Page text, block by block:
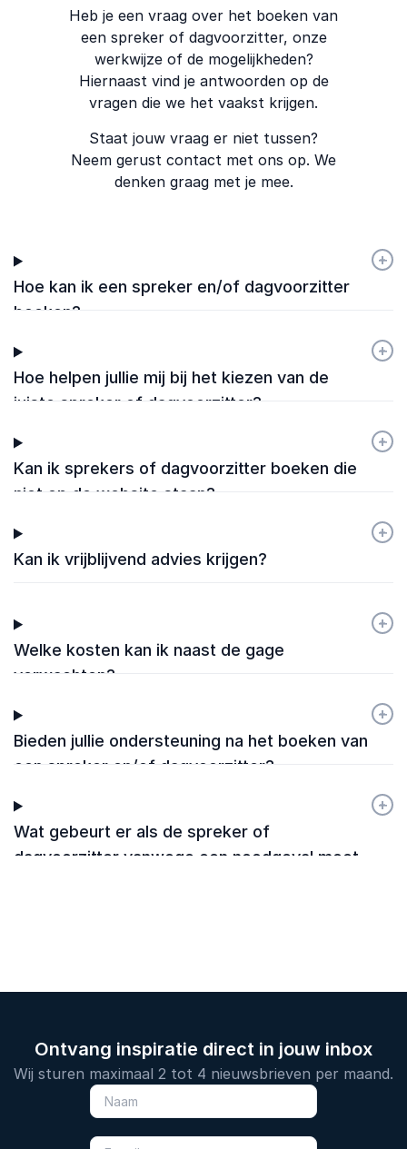
Heb je een vraag over het boeken van
een spreker of dagvoorzitter, onze
werkwijze of de mogelijkheden?
Hiernaast vind je antwoorden op de
vragen die we het vaakst krijgen.
Staat jouw vraag er niet tussen?
Neem gerust contact met ons op. We
denken graag met je mee.
Hoe kan ik een spreker en/of dagvoorzitter
boeken?
+
-
Hoe helpen jullie mij bij het kiezen van de
juiste spreker of dagvoorzitter?
+
-
Kan ik sprekers of dagvoorzitter boeken die
niet op de website staan?
+
-
Kan ik vrijblijvend advies krijgen?
+
-
Welke kosten kan ik naast de gage
verwachten?
+
-
Bieden jullie ondersteuning na het boeken van
een spreker en/of dagvoorzitter?
+
-
Wat gebeurt er als de spreker of
dagvoorzitter vanwege een noodgeval moet
+
-
Ontvang inspiratie direct in jouw inbox
Wij sturen maximaal 2 tot 4 nieuwsbrieven per maand.